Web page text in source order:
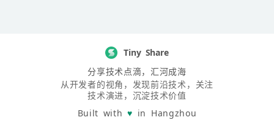
Tiny Share
分享技术点滴，汇河成海
从开发者的视角，发现前沿技术，关注
技术演进，沉淀技术价值
Built with♥ in Hangzhou